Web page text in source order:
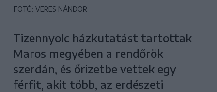
FOTÓ: VERES NÁNDOR
Tizennyolc házkutatást tartottak
Maros megyében a rendőrök
szerdán, és őrizetbe vettek egy
férfit, akit több, az erdészeti